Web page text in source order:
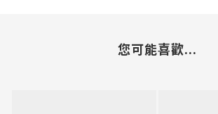
您可能喜歡...